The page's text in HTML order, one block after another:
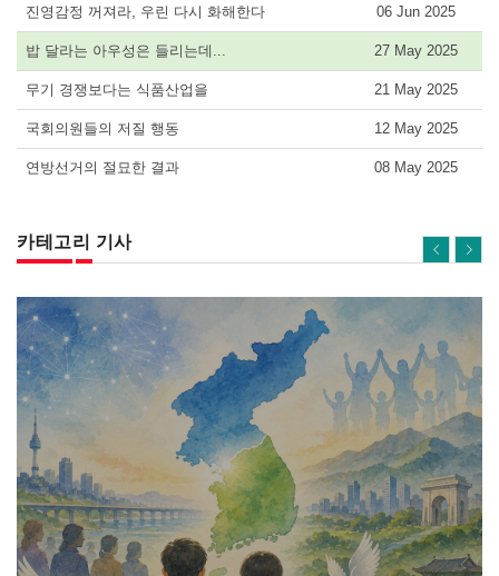
진영감정 꺼져라, 우린 다시 화해한다 06 Jun 2025
밥 달라는 아우성은 들리는데... 27 May 2025
무기 경쟁보다는 식품산업을 21 May 2025
국회의원들의 저질 행동 12 May 2025
연방선거의 절묘한 결과 08 May 2025
카테고리 기사